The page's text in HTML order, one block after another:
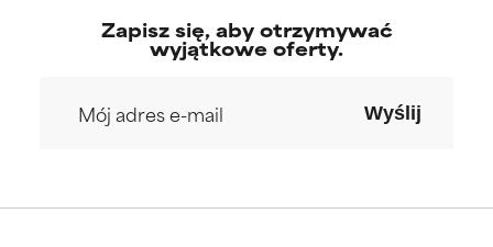
Zapisz się, aby otrzymywać
wyjątkowe oferty.
Wyślij